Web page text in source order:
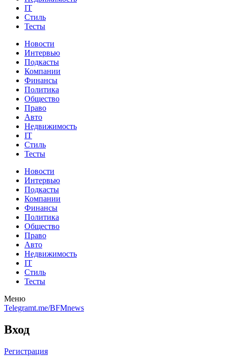
IT
Стиль
Тесты
Новости
Интервью
Подкасты
Компании
Финансы
Политика
Общество
Право
Авто
Недвижимость
IT
Стиль
Тесты
Новости
Интервью
Подкасты
Компании
Финансы
Политика
Общество
Право
Авто
Недвижимость
IT
Стиль
Тесты
Меню
Telegramt.me/BFMnews
Вход
Регистрация